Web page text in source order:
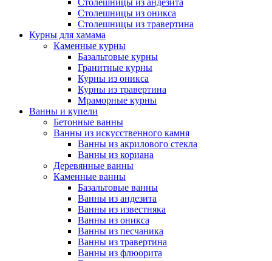
Столешницы из андезита
Столешницы из оникса
Столешницы из травертина
Курны для хамама
Каменные курны
Базальтовые курны
Гранитные курны
Курны из оникса
Курны из травертина
Мраморные курны
Ванны и купели
Бетонные ванны
Ванны из искусственного камня
Ванны из акрилового стекла
Ванны из кориана
Деревянные ванны
Каменные ванны
Базальтовые ванны
Ванны из андезита
Ванны из известняка
Ванны из оникса
Ванны из песчаника
Ванны из травертина
Ванны из флюорита